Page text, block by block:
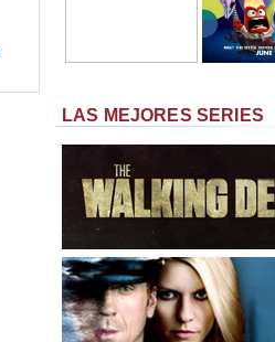
LAS MEJORES SERIES